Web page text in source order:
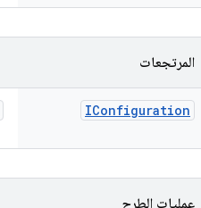
المرتجعات
IConfiguration
عمليات الطرح